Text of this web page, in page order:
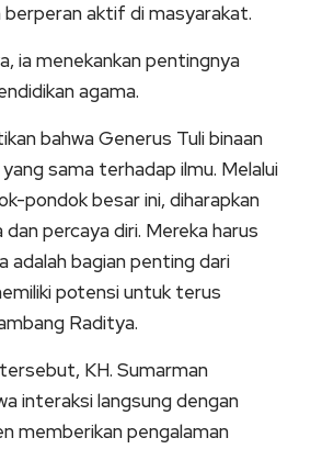
berperan aktif di masyarakat.
ia menekankan pentingnya
agama.
bahwa Generus Tuli binaan
sama terhadap ilmu. Melalui
pondok besar ini, diharapkan
percaya diri. Mereka harus
adalah bagian penting dari
potensi untuk terus
Raditya.
KH. Sumarman
interaksi langsung dengan
memberikan pengalaman